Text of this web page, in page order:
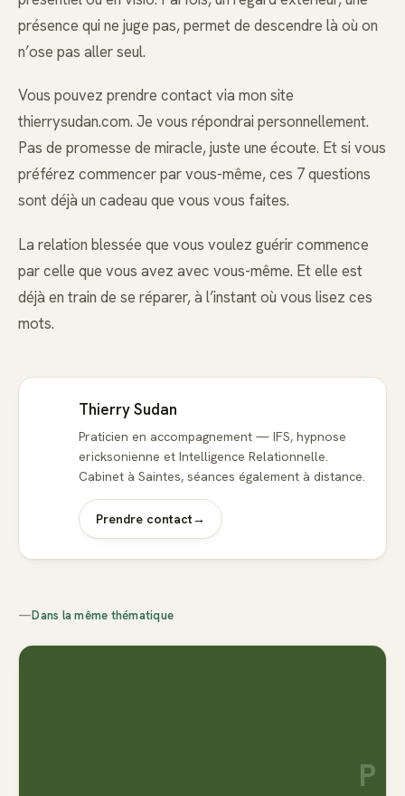
présence qui ne juge pas, permet de descendre là où on
n’ose pas aller seul.
Vous pouvez prendre contact via mon site
thierrysudan.com. Je vous répondrai personnellement.
Pas de promesse de miracle, juste une écoute. Et si vous
préférez commencer par vous-même, ces 7 questions
sont déjà un cadeau que vous vous faites.
La relation blessée que vous voulez guérir commence
par celle que vous avez avec vous-même. Et elle est
déjà en train de se réparer, à l’instant où vous lisez ces
mots.
Thierry Sudan
Praticien en accompagnement — IFS, hypnose
ericksonienne et Intelligence Relationnelle.
Cabinet à Saintes, séances également à distance.
Prendre contact→
—Dans la même thématique
P